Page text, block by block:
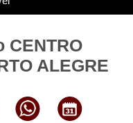
CENTRO
ALEGRE